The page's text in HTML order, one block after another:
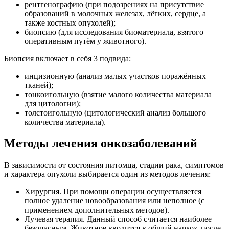
рентгенографию (при подозрениях на присутствие
образований в молочных железах, лёгких, сердце, а
также костных опухолей);
биопсию (для исследования биоматериала, взятого
оперативным путём у животного).
Биопсия включает в себя 3 подвида:
инцизионную (анализ малых участков поражённых
тканей);
тонкоигольную (взятие малого количества материала
для цитологии);
толстоигольную (цитологический анализ большого
количества материала).
Методы лечения онкозаболеваний
В зависимости от состояния питомца, стадии рака, симптомов
и характера опухоли выбирается один из методов лечения:
Хирургия. При помощи операции осуществляется
полное удаление новообразования или неполное (с
применением дополнительных методов).
Лучевая терапия. Данный способ считается наиболее